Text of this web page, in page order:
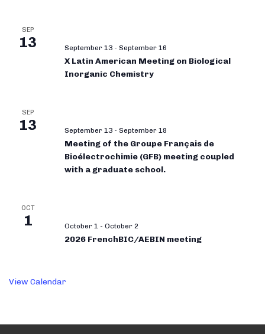
SEP
13 September 13 - September 16
X Latin American Meeting on Biological
Inorganic Chemistry
SEP
13 September 13 - September 18
Meeting of the Groupe Français de
Bioélectrochimie (GFB) meeting coupled
with a graduate school.
OCT
1 October 1 - October 2
2026 FrenchBIC/AEBIN meeting
View Calendar